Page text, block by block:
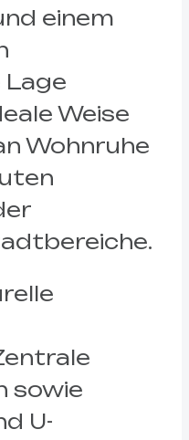
einem
Lage
Weise
Wohnruhe
sowie
U-